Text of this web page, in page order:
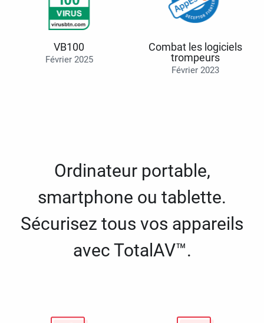
VB100
Février 2025
Combat les logiciels
trompeurs
Février 2023
Ordinateur portable,
smartphone ou tablette.
Sécurisez tous vos appareils
avec TotalAV™.